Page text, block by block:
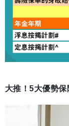
大推！5大優勢